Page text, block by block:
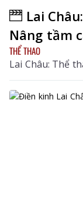
Lai
Nâng tầm
THỂ THAO
Lai Châu: Thể